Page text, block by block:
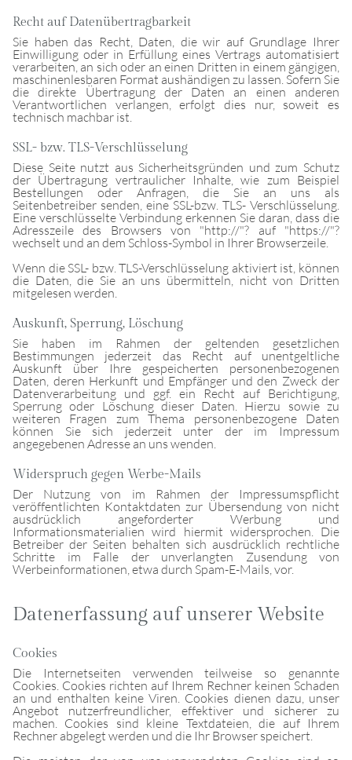
Recht auf Datenübertragbarkeit
Sie haben das Recht, Daten, die wir auf Grundlage Ihrer
Einwilligung oder in Erfüllung eines Vertrags automatisiert
verarbeiten, an sich oder an einen Dritten in einem gängigen,
maschinenlesbaren Format aushändigen zu lassen. Sofern Sie
die direkte Übertragung der Daten an einen anderen
Verantwortlichen verlangen, erfolgt dies nur, soweit es
technisch machbar ist.
SSL- bzw. TLS-Verschlüsselung
Diese Seite nutzt aus Sicherheitsgründen und zum Schutz
der Übertragung vertraulicher Inhalte, wie zum Beispiel
Bestellungen oder Anfragen, die Sie an uns als
Seitenbetreiber senden, eine SSL-bzw. TLS- Verschlüsselung.
Eine verschlüsselte Verbindung erkennen Sie daran, dass die
Adresszeile des Browsers von "http://"? auf "https://"?
wechselt und an dem Schloss-Symbol in Ihrer Browserzeile.
Wenn die SSL- bzw. TLS-Verschlüsselung aktiviert ist, können
die Daten, die Sie an uns übermitteln, nicht von Dritten
mitgelesen werden.
Auskunft, Sperrung, Löschung
Sie haben im Rahmen der geltenden gesetzlichen
Bestimmungen jederzeit das Recht auf unentgeltliche
Auskunft über Ihre gespeicherten personenbezogenen
Daten, deren Herkunft und Empfänger und den Zweck der
Datenverarbeitung und ggf. ein Recht auf Berichtigung,
Sperrung oder Löschung dieser Daten. Hierzu sowie zu
weiteren Fragen zum Thema personenbezogene Daten
können Sie sich jederzeit unter der im Impressum
angegebenen Adresse an uns wenden.
Widerspruch gegen Werbe-Mails
Der Nutzung von im Rahmen der Impressumspflicht
veröffentlichten Kontaktdaten zur Übersendung von nicht
ausdrücklich angeforderter Werbung und
Informationsmaterialien wird hiermit widersprochen. Die
Betreiber der Seiten behalten sich ausdrücklich rechtliche
Schritte im Falle der unverlangten Zusendung von
Werbeinformationen, etwa durch Spam-E-Mails, vor.
Datenerfassung auf unserer Website
Cookies
Die Internetseiten verwenden teilweise so genannte
Cookies. Cookies richten auf Ihrem Rechner keinen Schaden
an und enthalten keine Viren. Cookies dienen dazu, unser
Angebot nutzerfreundlicher, effektiver und sicherer zu
machen. Cookies sind kleine Textdateien, die auf Ihrem
Rechner abgelegt werden und die Ihr Browser speichert.